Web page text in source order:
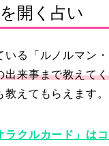
開く占い
いる「ルノルマン
出来事まで教えて
えてもらえます。
クルカード」は